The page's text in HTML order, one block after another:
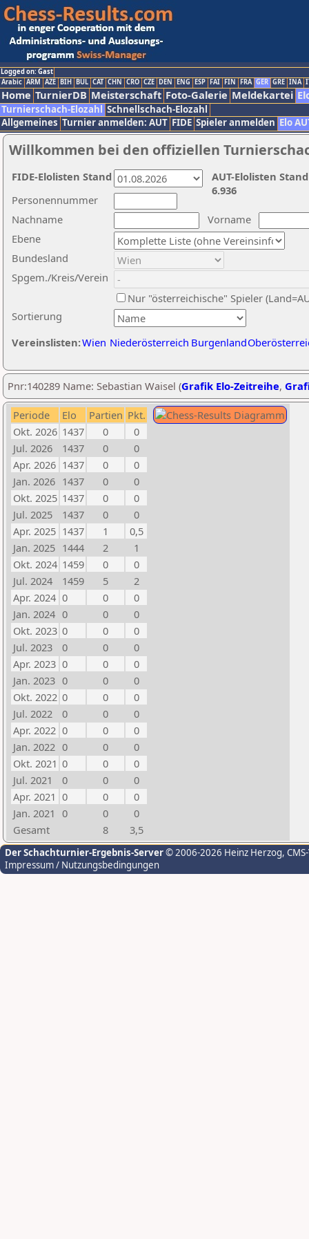
Logged on: Gast
Arabic ARM AZE BIH BUL CAT CHN CRO CZE DEN ENG ESP FAI FIN FRA GER GRE INA
Home TurnierDB Meisterschaft Foto-Galerie Meldekartei
Turnierschach-Elozahl Schnellschach-Elozahl
Allgemeines Turnier anmelden: AUT FIDE Spieler anmelden Elo
Willkommen bei den offiziellen
Nachname
Vorname
Ebene
Sortierung
Personennummer
Bundesland
Spgem./Kreis/Verein
Nur "österreichische" Spieler
Vereinslisten:Wien Niederösterreich Burgenland
AUT-Elolisten
6.936
FIDE-Elolisten Stand
Pnr:140289 Name: Sebastian Waisel (Grafik Elo-Zeitreihe,
Periode Elo Partien Pkt.
Okt. 2026 1437 0
0
Jul. 2026
1437 0
0
Apr. 2026 1437 0
0
Jan. 2026 1437 0
0
Okt. 2025 1437 0
0
Jul. 2025
1437 0
0
Apr. 2025 1437 1
0,5
Jan. 2025 1444 2
1
Okt. 2024 1459 0
0
Jul. 2024
1459 5
2
Apr. 2024 0 0
0
Jan. 2024 0 0
0
Okt. 2023 0 0
0
Jul. 2023
0 0
0
Apr. 2023 0 0
0
Jan. 2023 0 0
0
Okt. 2022 0 0
0
Jul. 2022
0 0
0
Apr. 2022 0 0
0
Jan. 2022 0 0
0
Okt. 2021 0 0
0
Jul. 2021
0 0
0
Apr. 2021 0 0
0
Jan. 2021 0 0
0
Gesamt
8 3,5
Der Schachturnier-Ergebnis-Server© 2006-2026 Heinz Herzog,
Impressum / Nutzungsbedingungen